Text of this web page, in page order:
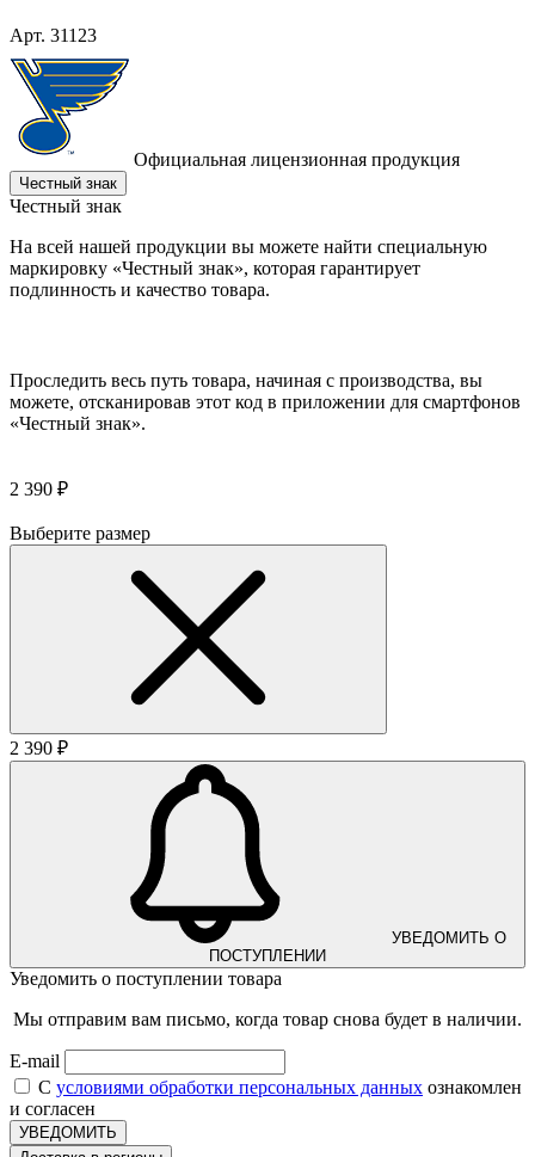
Арт. 31123
Официальная лицензионная продукция
Честный знак
Честный знак
На всей нашей продукции вы можете найти специальную
маркировку «Честный знак», которая гарантирует
подлинность и качество товара.
Проследить весь путь товара, начиная с производства, вы
можете, отсканировав этот код в приложении для смартфонов
«Честный знак».
2 390 ₽
Выберите размер
2 390 ₽
УВЕДОМИТЬ О
ПОСТУПЛЕНИИ
Уведомить о поступлении товара
Мы отправим вам письмо, когда товар снова будет в наличии.
E-mail
С условиями обработки персональных данных ознакомлен
и согласен
УВЕДОМИТЬ